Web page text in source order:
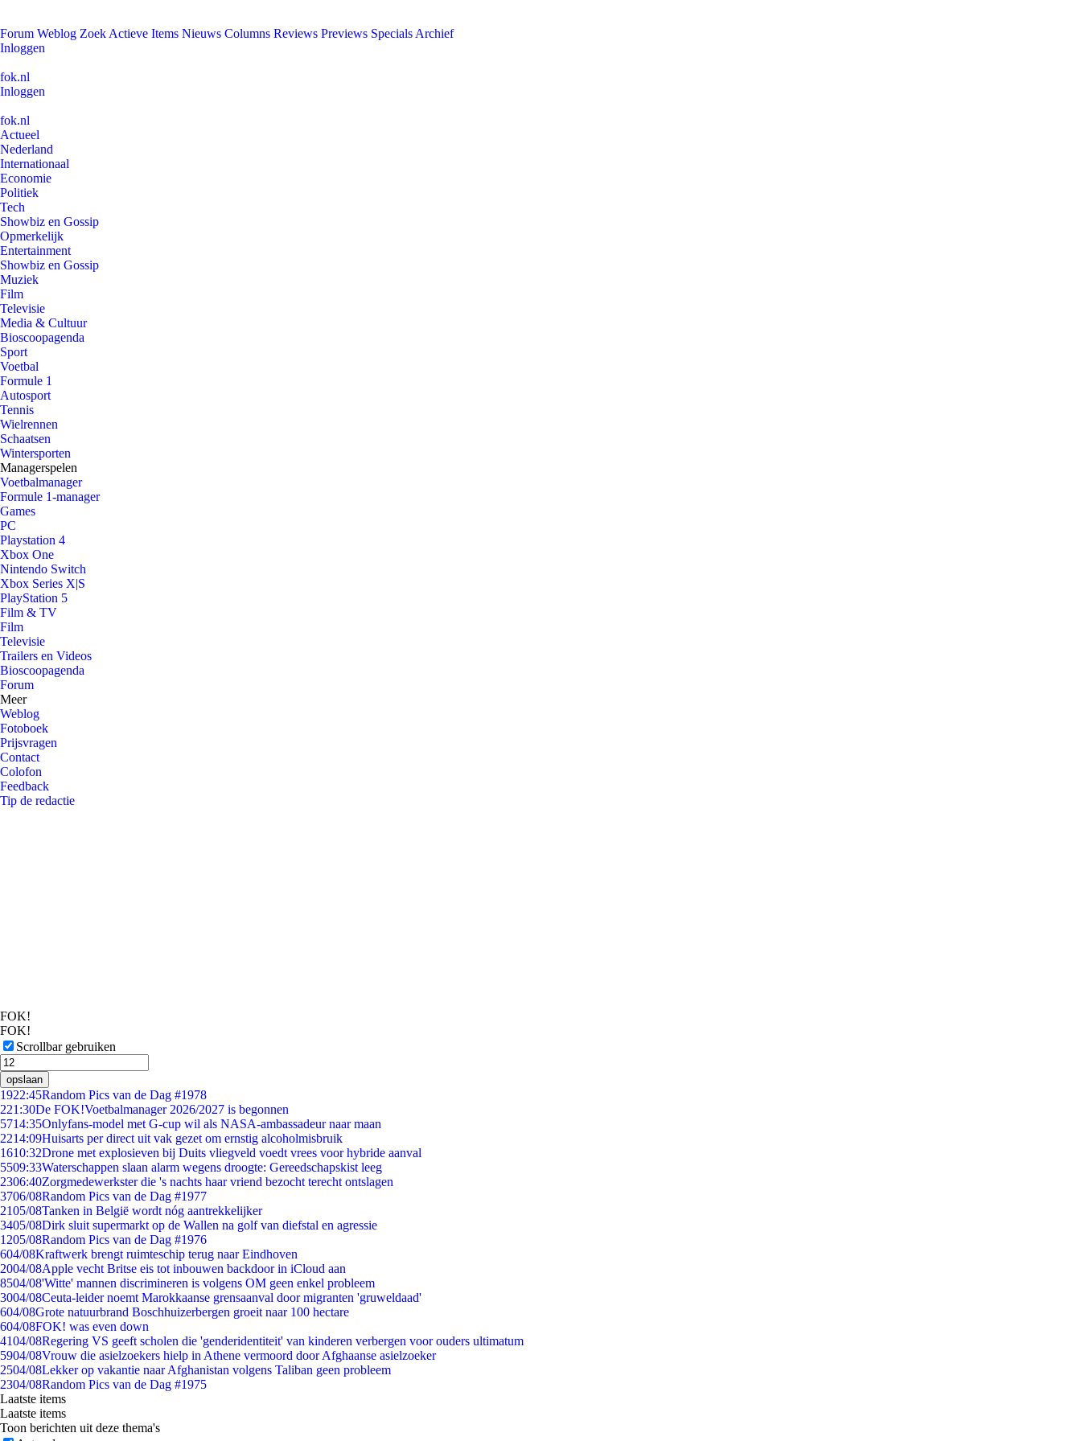
Forum Weblog Zoek Actieve Items Nieuws Columns Reviews Previews Specials Archief
Inloggen
fok.nl
Inloggen
fok.nl
Actueel
Nederland
Internationaal
Economie
Politiek
Tech
Showbiz en Gossip
Opmerkelijk
Entertainment
Showbiz en Gossip
Muziek
Film
Televisie
Media & Cultuur
Bioscoopagenda
Sport
Voetbal
Formule 1
Autosport
Tennis
Wielrennen
Schaatsen
Wintersporten
Managerspelen
Voetbalmanager
Formule 1-manager
Games
PC
Playstation 4
Xbox One
Nintendo Switch
Xbox Series X|S
PlayStation 5
Film & TV
Film
Televisie
Trailers en Videos
Bioscoopagenda
Forum
Meer
Weblog
Fotoboek
Prijsvragen
Contact
Colofon
Feedback
Tip de redactie
FOK!
FOK!
Scrollbar gebruiken
opslaan
1922:45Random Pics van de Dag #1978
221:30De FOK!Voetbalmanager 2026/2027 is begonnen
5714:35Onlyfans-model met G-cup wil als NASA-ambassadeur naar maan
2214:09Huisarts per direct uit vak gezet om ernstig alcoholmisbruik
1610:32Drone met explosieven bij Duits vliegveld voedt vrees voor hybride aanval
5509:33Waterschappen slaan alarm wegens droogte: Gereedschapskist leeg
2306:40Zorgmedewerkster die 's nachts haar vriend bezocht terecht ontslagen
3706/08Random Pics van de Dag #1977
2105/08Tanken in België wordt nóg aantrekkelijker
3405/08Dirk sluit supermarkt op de Wallen na golf van diefstal en agressie
1205/08Random Pics van de Dag #1976
604/08Kraftwerk brengt ruimteschip terug naar Eindhoven
2004/08Apple vecht Britse eis tot inbouwen backdoor in iCloud aan
8504/08'Witte' mannen discrimineren is volgens OM geen enkel probleem
3004/08Ceuta-leider noemt Marokkaanse grensaanval door migranten 'gruweldaad'
604/08Grote natuurbrand Boschhuizerbergen groeit naar 100 hectare
604/08FOK! was even down
4104/08Regering VS geeft scholen die 'genderidentiteit' van kinderen verbergen voor ouders ultimatum
5904/08Vrouw die asielzoekers hielp in Athene vermoord door Afghaanse asielzoeker
2504/08Lekker op vakantie naar Afghanistan volgens Taliban geen probleem
2304/08Random Pics van de Dag #1975
Laatste items
Laatste items
Toon berichten uit deze thema's